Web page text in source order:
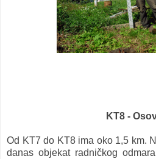
KT8 -
Od KT7 do KT8 ima oko 1,5 km.
danas objekat radničkog